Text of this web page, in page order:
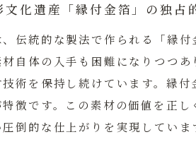
化遺産「縁付金箔」の独占
伝統的な製法で作られる「縁
自体の入手も困難になりつつ
術を保持し続けています。縁
徴です。この素材の価値を正
倒的な仕上がりを実現していま